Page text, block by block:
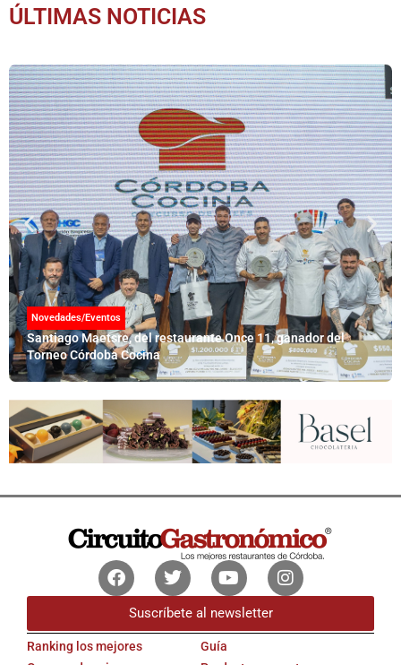
ÚLTIMAS NOTICIAS
Novedades/Eventos
Santiago Maetsre, del restaurante Once 11, ganador del
Torneo Córdoba Cocina
FacebookTwitterYoutubeInstagram
Suscríbete al newsletter
Ranking los mejores
Guía